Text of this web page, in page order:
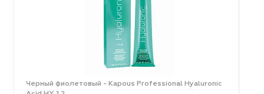
Черный фиолетовый - Kapous Professional Hyaluronic